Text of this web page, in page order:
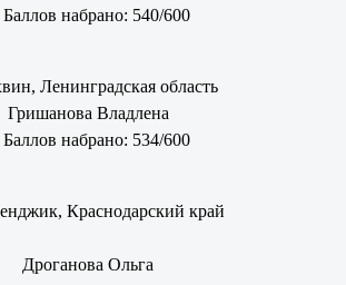
Баллов набрано: 540/600
Ленинградская область
Гришанова Владлена
Баллов набрано: 534/600
Краснодарский край
Дроганова Ольга